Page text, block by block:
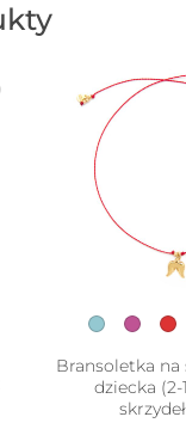
Bransoletka na
dziecka (2-